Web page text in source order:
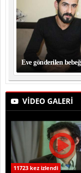
Eve gönderilen
VİDEO GALERİ
11723 kez izlendi